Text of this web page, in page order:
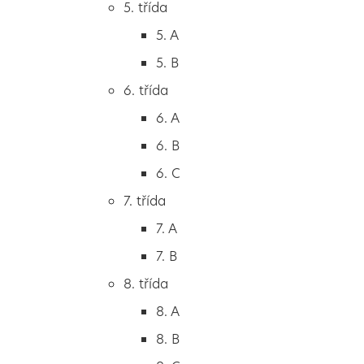
2. B
3. A
4. A
5. A
5. třída
5. A
5. B
6. třída
6. A
6. B
6. C
7. třída
7. A
7. B
8. třída
8. A
8. B